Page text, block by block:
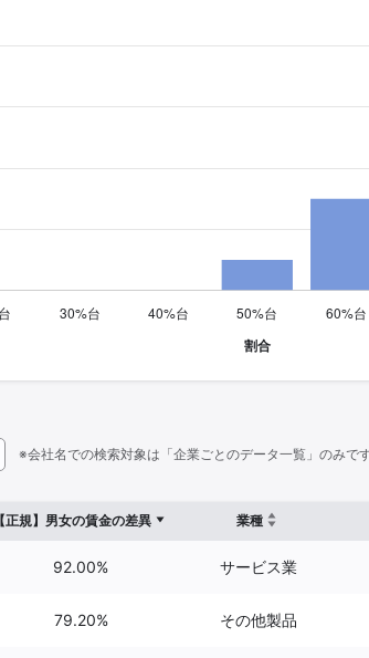
※会社名での検索対象は「企業ごとのデータ一覧」のみで
【正規】男女の賃金の差異 業種
92.00% サービス業
79.20% その他製品